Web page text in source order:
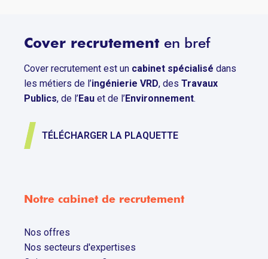
Cover recrutement en bref
Cover recrutement est un cabinet spécialisé dans
les métiers de l’ingénierie VRD, des Travaux
Publics, de l’Eau et de l’Environnement.
TÉLÉCHARGER LA PLAQUETTE
Notre cabinet de recrutement
Nos offres
Nos secteurs d'expertises